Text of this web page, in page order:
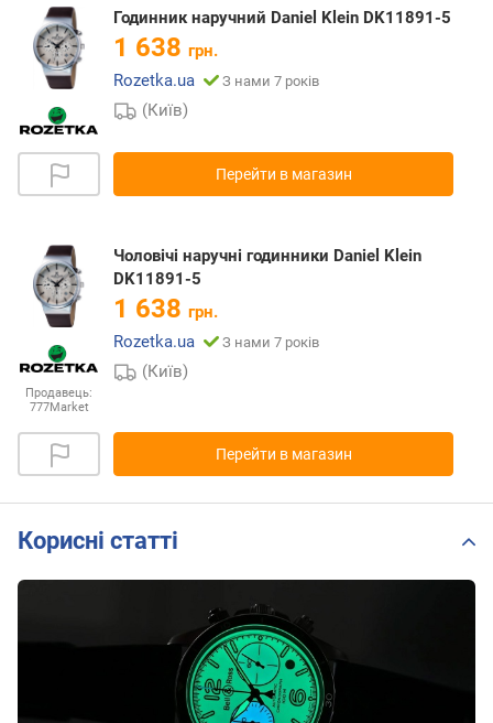
Годинник наручний Daniel Klein DK11891-5
1 638 грн.
Rozetka.ua
З нами 7 років
(Київ)
Перейти в магазин
Продавець:
777Market
Чоловічі наручні годинники Daniel Klein
DK11891-5
1 638 грн.
Rozetka.ua
З нами 7 років
(Київ)
Перейти в магазин
Корисні статті